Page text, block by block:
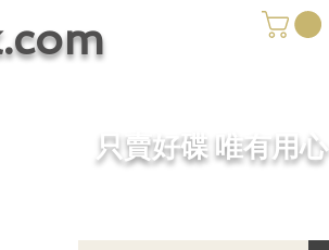
​只賣好碟 唯有用心